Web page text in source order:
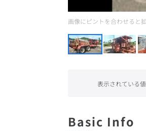
画像にピントを合わせると
表示されている